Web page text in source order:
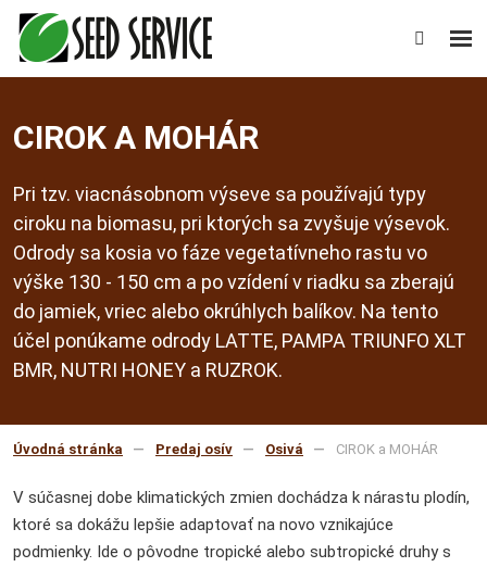
CIROK A MOHÁR
Pri tzv. viacnásobnom výseve sa používajú typy
ciroku na biomasu, pri ktorých sa zvyšuje výsevok.
Odrody sa kosia vo fáze vegetatívneho rastu vo
výške 130 - 150 cm a po vzídení v riadku sa zberajú
do jamiek, vriec alebo okrúhlych balíkov. Na tento
účel ponúkame odrody LATTE, PAMPA TRIUNFO XLT
BMR, NUTRI HONEY a RUZROK.
Úvodná stránka Predaj osív Osivá CIROK a MOHÁR
V súčasnej dobe klimatických zmien dochádza k nárastu plodín,
ktoré sa dokážu lepšie adaptovať na novo vznikajúce
podmienky. Ide o pôvodne tropické alebo subtropické druhy s